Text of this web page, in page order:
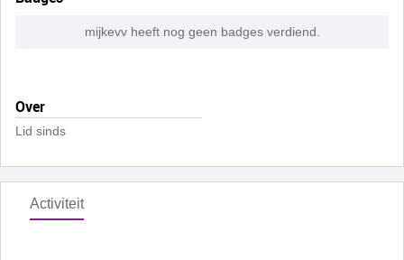
mijkevv heeft nog geen badges verdiend.
Over
Lid sinds
Activiteit